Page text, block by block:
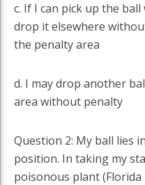
c. If I can pick up the
drop it elsewhere
the penalty area
d. I may drop another
area without penalty
Question 2: My ball lies
position. In taking my
poisonous plant